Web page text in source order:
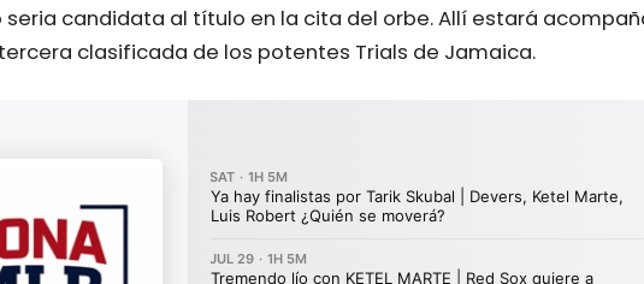
candidata al título en la cita del orbe. Allí estará
clasificada de los potentes Trials de Jamaica.